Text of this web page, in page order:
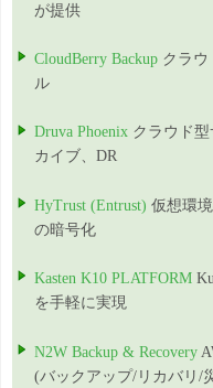
が提供
CloudBerry Backup クラウ
ル
Druva Phoenix クラウド
カイブ、DR
HyTrust (Entrust) 仮想環
の暗号化
Kasten K10 PLATFORM
を手軽に実現
N2W Backup & Recovery
(バックアップ/リカバリ/